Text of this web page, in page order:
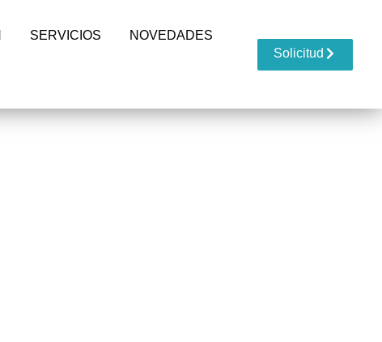
SERVICIOS
NOVEDADES
Solicitud